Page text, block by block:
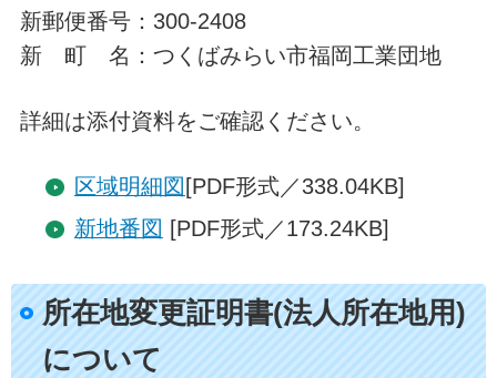
新郵便番号：300-2408
新 町 名：つくばみらい市福岡工業団地
詳細は添付資料をご確認ください。
区域明細図 [PDF形式／338.04KB]
新地番図 [PDF形式／173.24KB]
所在地変更証明書(法人所在地用)
について